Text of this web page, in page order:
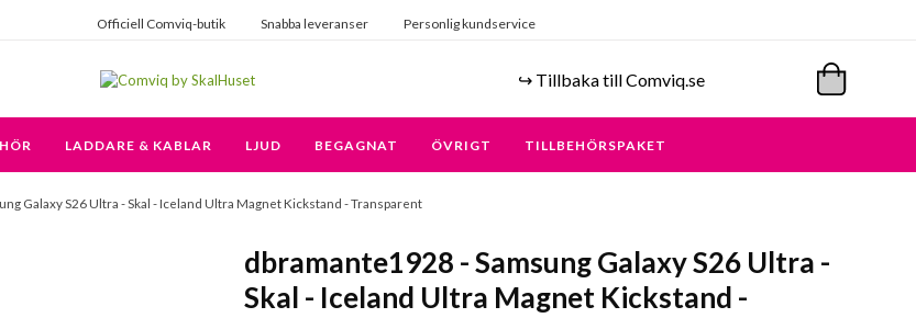
Officiell Comviq-butik Snabba leveranser Personlig kundservice
↪️ Tillbaka till Comviq.se
LADDARE & KABLAR LJUD BEGAGNAT ÖVRIGT TILLBEHÖRSPAKET
Galaxy S26 Ultra - Skal - Iceland Ultra Magnet Kickstand - Transparent
dbramante1928 - Samsung Galaxy S26 Ultra -
Skal - Iceland Ultra Magnet Kickstand -